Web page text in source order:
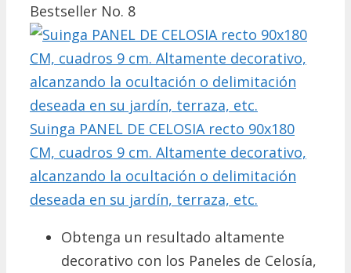
Bestseller No. 8
Suinga PANEL DE CELOSIA recto 90x180
CM, cuadros 9 cm. Altamente decorativo,
alcanzando la ocultación o delimitación
deseada en su jardín, terraza, etc.
Obtenga un resultado altamente
decorativo con los Paneles de Celosía,